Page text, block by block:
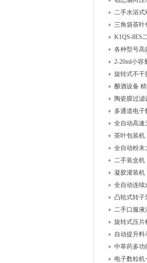
二手水浴式
三角袋茶叶
K1QS-8ES
各种型号高
2-20ml小容
旋转式不干
酿酒设备
陶瓷膜过滤
多通道电子
全自动高速
茶叶包装机
全自动粉末
二手装盒机
凝胶灌装机
全自动连续
凸轮式转子
二手口服液
旋转式压片
自动提升料
中草药多功
电子数粒机